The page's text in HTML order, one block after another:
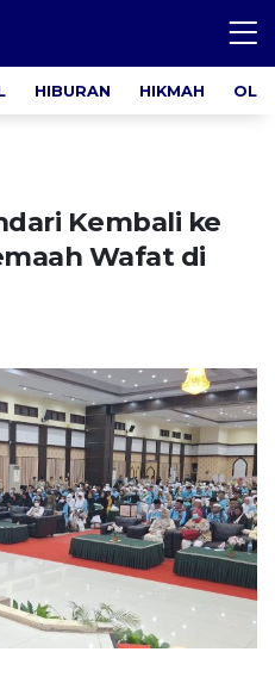
HIBURAN HIKMAH
Kembali ke
Wafat di